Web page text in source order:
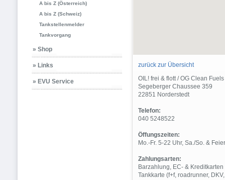
A bis Z (Österreich)
A bis Z (Schweiz)
Tankstellenmelder
Tankvorgang
» Shop
» Links
» EVU Service
zurück zur Übersicht
OIL! frei & flott / OG Clean Fuels
Segeberger Chaussee 359
22851 Norderstedt
Telefon:
040 5248522
Öffungszeiten:
Mo.-Fr. 5-22 Uhr, Sa./So. &
Zahlungsarten:
Barzahlung, EC- & Kreditkarten
Tankkarte (f+f, roadrunner,